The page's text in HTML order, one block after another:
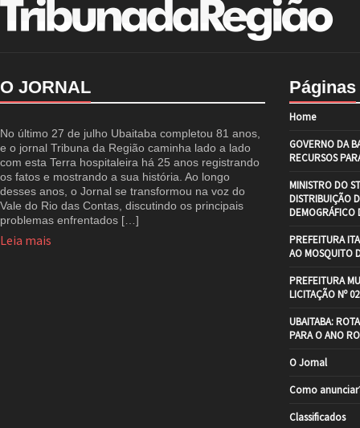
O JORNAL
No último 27 de julho Ubaitaba completou 81 anos,
e o jornal Tribuna da Região caminha lado a lado
com esta Terra hospitaleira há 25 anos registrando
os fatos e mostrando a sua história. Ao longo
desses anos, o Jornal se transformou na voz do
Vale do Rio das Contas, discutindo os principais
problemas enfrentados […]
Leia mais
Páginas
Home
GOVERNO DA
RECURSOS
MINISTRO DO
DISTRIBUIÇÃO
DEMOGRÁFICO
PREFEITURA
AO MOSQUITO
PREFEITURA
LICITAÇÃO Nº
UBAITABA:
PARA O ANO
O Jornal
Como
Classificados